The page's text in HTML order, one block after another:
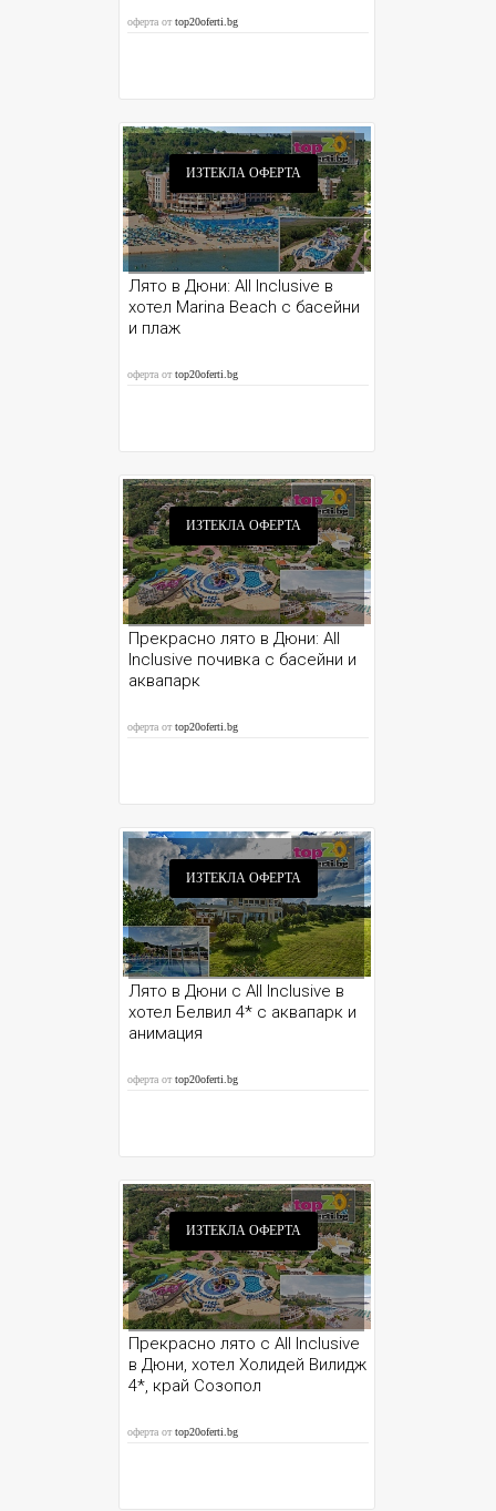
оферта отtop20oferti.bg
ИЗТЕКЛА ОФЕРТА
Лято в Дюни: All Inclusive в
хотел Marina Beach с басейни
и плаж
оферта отtop20oferti.bg
ИЗТЕКЛА ОФЕРТА
Прекрасно лято в Дюни: All
Inclusive почивка с басейни и
аквапарк
оферта отtop20oferti.bg
ИЗТЕКЛА ОФЕРТА
Лято в Дюни с All Inclusive в
хотел Белвил 4* с аквапарк и
анимация
оферта отtop20oferti.bg
ИЗТЕКЛА ОФЕРТА
Прекрасно лято с All Inclusive
в Дюни, хотел Холидей Вилидж
4*, край Созопол
оферта отtop20oferti.bg